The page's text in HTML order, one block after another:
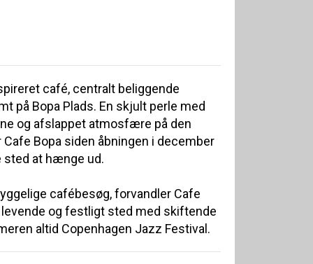
café, centralt beliggende
på Bopa Plads. En skjult perle med
og afslappet atmosfære på den
Bopa siden åbningen i december
sted at hænge ud.
cafébesøg, forvandler Cafe
og festligt sted med skiftende
altid Copenhagen Jazz Festival.